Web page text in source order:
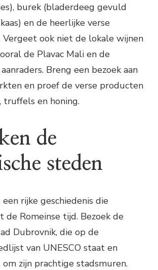
burek (bladerdeeg gevuld
en de heerlijke verse
Vergeet ook niet de lokale wijnen
de Plavac Mali en de
Breng een bezoek aan
en proef de verse producten
truffels en honing.
de
steden
rijke geschiedenis die
Romeinse tijd. Bezoek de
Dubrovnik, die op de
van UNESCO staat en
zijn prachtige stadsmuren.